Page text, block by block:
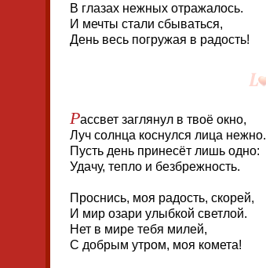
В глазах нежных отражалось.
И мечты стали сбываться,
День весь погружая в радость!
Рассвет заглянул в твоё окно,
Луч солнца коснулся лица нежно.
Пусть день принесёт лишь одно:
Удачу, тепло и безбрежность.
Проснись, моя радость, скорей,
И мир озари улыбкой светлой.
Нет в мире тебя милей,
С добрым утром, моя комета!